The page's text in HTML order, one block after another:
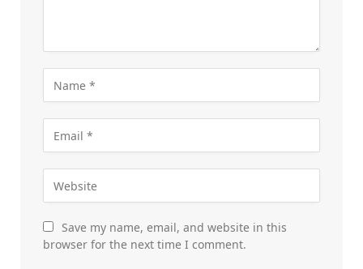
Save my name, email, and website in this
browser for the next time I comment.